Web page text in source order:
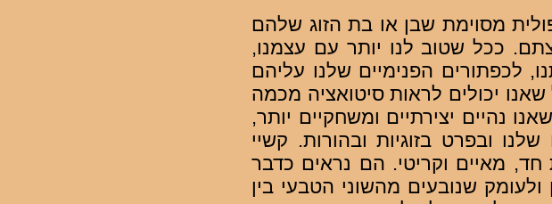
מסוימת שבן או בת הזוג שלהם
ככל שטוב לנו יותר עם עצמנו,
לכפתורים הפנימיים שלנו עליהם
יכולים לראות סיטואציה מכמה
נהיים יצירתיים ומשחקיים יותר,
ובפרט בזוגיות ובהורות. קשיי
מאיים וקריטי. הם נראים כדבר
שנובעים מהשוני הטבעי בין